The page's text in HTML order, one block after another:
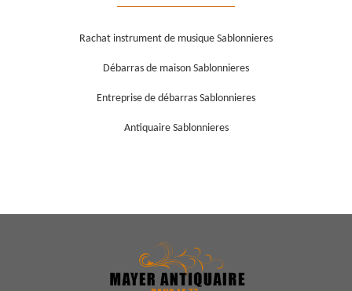
Rachat instrument de musique Sablonnieres
Débarras de maison Sablonnieres
Entreprise de débarras Sablonnieres
Antiquaire Sablonnieres